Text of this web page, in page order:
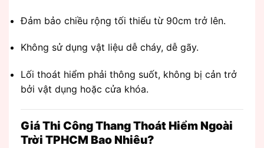
Đảm bảo chiều rộng tối thiểu từ 90cm trở lên.
Không sử dụng vật liệu dễ cháy, dễ gãy.
Lối thoát hiểm phải thông suốt, không bị cản trở
bởi vật dụng hoặc cửa khóa.
Giá Thi Công Thang Thoát Hiểm Ngoài
Trời TPHCM Bao Nhiêu?